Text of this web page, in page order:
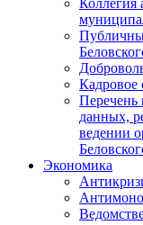
Коллегия
Кадровое
Перечень
данных,
ведении
Экономика